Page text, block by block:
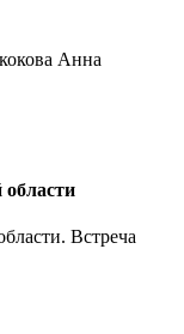
Анна
Встреча